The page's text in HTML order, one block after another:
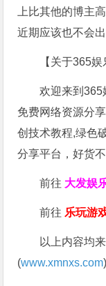
上比其他的博主
近期应该也不会出
【关于365娱
欢迎来到365
免费网络资源分
创技术教程,绿色
分享平台，好货不
前往 大发娱
前往 乐玩游
以上内容均
(www.xmnxs.com